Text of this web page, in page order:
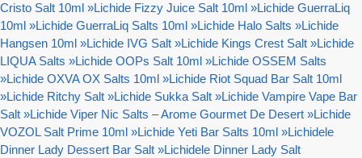
Cristo Salt 10ml »Lichide Fizzy Juice Salt 10ml »Lichide GuerraLiq
10ml »Lichide GuerraLiq Salts 10ml »Lichide Halo Salts »Lichide
Hangsen 10ml »Lichide IVG Salt »Lichide Kings Crest Salt »Lichide
LIQUA Salts »Lichide OOPs Salt 10ml »Lichide OSSEM Salts
»Lichide OXVA OX Salts 10ml »Lichide Riot Squad Bar Salt 10ml
»Lichide Ritchy Salt »Lichide Sukka Salt »Lichide Vampire Vape Bar
Salt »Lichide Viper Nic Salts – Arome Gourmet De Desert »Lichide
VOZOL Salt Prime 10ml »Lichide Yeti Bar Salts 10ml »Lichidele
Dinner Lady Dessert Bar Salt »Lichidele Dinner Lady Salt